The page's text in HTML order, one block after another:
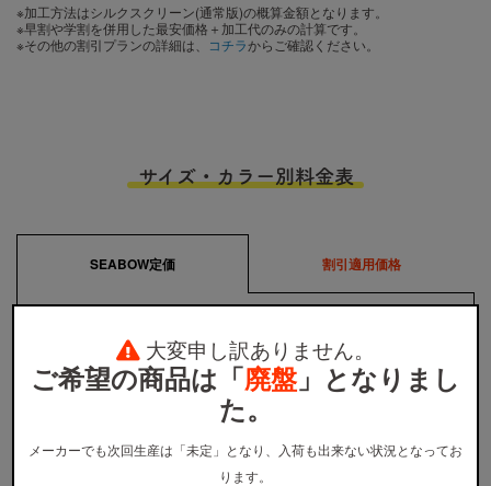
※加工方法はシルクスクリーン(通常版)の概算金額となります。
※早割や学割を併用した最安価格＋加工代のみの計算です。
※その他の割引プランの詳細は、
コチラからご確認ください。
サイズ・カラー別料金表
SEABOW定価 割引適用価格
全カラー 1,100円
ウェア本体の税込価格です。プリント代金、送料などは含まれません。
ら適用条件をご確認ください。
無地注文、バッグ・タオル・キャップ等は、割引の対象外です。
大変申し訳ありません。
ご希望の商品は「廃盤」となりまし
た。
メーカーでも次回生産は「未定」となり、入荷も出来ない状況となってお
ります。